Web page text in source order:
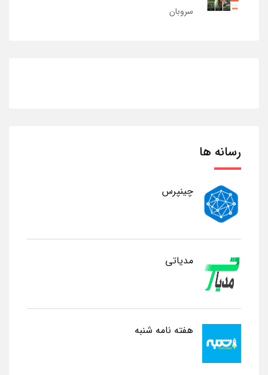
سروبان
رسانه ها
چینپرس
مدیاتی
هفته نامه شنبه